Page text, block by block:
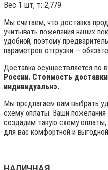
Вес 1 шт, т: 2,779
Мы считаем, что доставка
учитывать пожелания наших
удобной, поэтому
параметров отгрузки —
Доставка осуществляется по
России. Стоимость
индивидуально.
Мы предлагаем вам выбрать
схему оплаты. Ваши
создадим такую схему
для вас комфортной и